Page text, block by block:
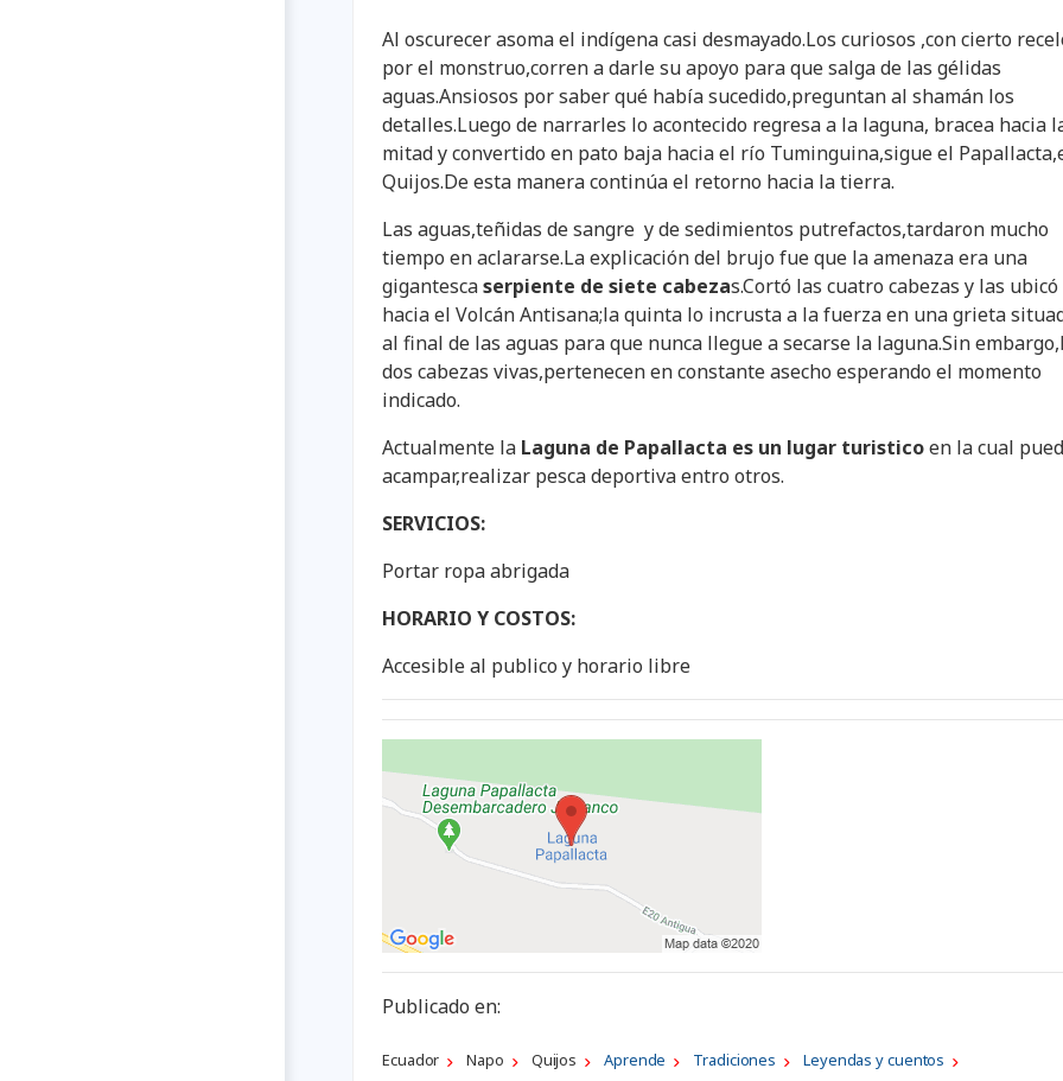
Al oscurecer asoma el indígena casi desmayado.Los curiosos ,con cierto
por el monstruo,corren a darle su apoyo para que salga de las gélidas
aguas.Ansiosos por saber qué había sucedido,preguntan al shamán los
detalles.Luego de narrarles lo acontecido regresa a la laguna, bracea hacia
mitad y convertido en pato baja hacia el río Tuminguina,sigue el
Quijos.De esta manera continúa el retorno hacia la tierra.
Las aguas,teñidas de sangre y de sedimientos putrefactos,tardaron mucho
tiempo en aclararse.La explicación del brujo fue que la amenaza era una
gigantescaserpiente de siete cabezas.Cortó las cuatro cabezas y las ubicó
hacia el Volcán Antisana;la quinta lo incrusta a la fuerza en una grieta
al final de las aguas para que nunca llegue a secarse la laguna.Sin
dos cabezas vivas,pertenecen en constante asecho esperando el momento
indicado.
Actualmente la Laguna de Papallacta es un lugar turisticoen la cual
acampar,realizar pesca deportiva entro otros.
SERVICIOS:
Portar ropa abrigada
HORARIO Y COSTOS:
Accesible al publico y horario libre
Publicado en:
Ecuador Napo Quijos Aprende Tradiciones Leyendas y cuentos